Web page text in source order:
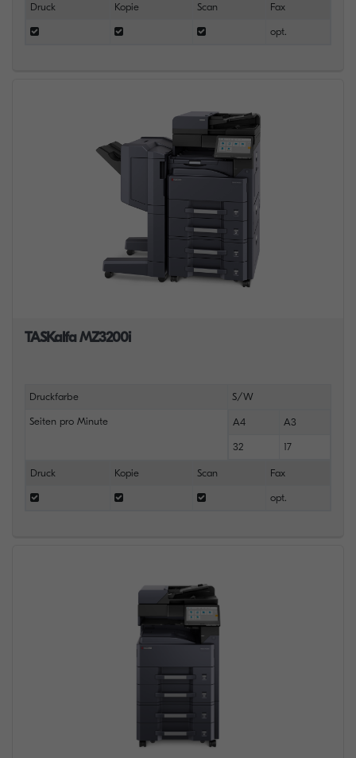
Druck Kopie Scan Fax
opt.
TASKalfa MZ3200i
Druckfarbe S/W
Seiten pro Minute A4 A3
32 17
Druck Kopie Scan Fax
opt.